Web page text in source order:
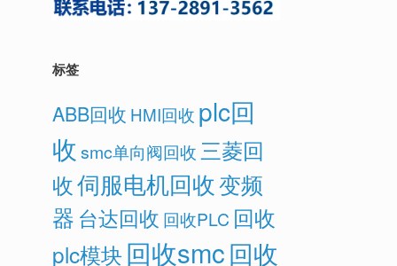
标签
ABB回收 HMI回收 plc回
收 smc单向阀回收三菱回
收伺服电机回收变频
器 台达回收 回收PLC 回收
plc模块 回收smc回收